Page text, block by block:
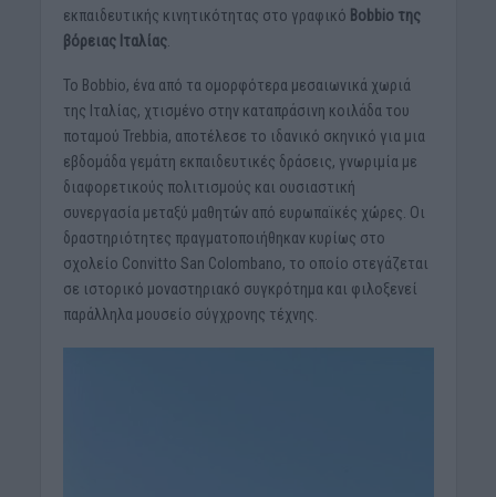
εκπαιδευτικής κινητικότητας στο γραφικό Bobbio της
βόρειας Ιταλίας.
Το Bobbio, ένα από τα ομορφότερα μεσαιωνικά χωριά
της Ιταλίας, χτισμένο στην καταπράσινη κοιλάδα του
ποταμού Trebbia, αποτέλεσε το ιδανικό σκηνικό για μια
εβδομάδα γεμάτη εκπαιδευτικές δράσεις, γνωριμία με
διαφορετικούς πολιτισμούς και ουσιαστική
συνεργασία μεταξύ μαθητών από ευρωπαϊκές χώρες. Οι
δραστηριότητες πραγματοποιήθηκαν κυρίως στο
σχολείο Convitto San Colombano, το οποίο στεγάζεται
σε ιστορικό μοναστηριακό συγκρότημα και φιλοξενεί
παράλληλα μουσείο σύγχρονης τέχνης.